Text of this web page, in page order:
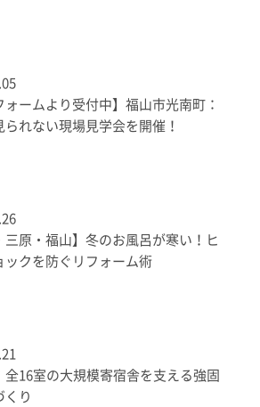
ォームより受付中】福山市光南町：
られない現場見学会を開催！
三原・福山】冬のお風呂が寒い！ヒ
ックを防ぐリフォーム術
全16室の大規模寄宿舎を支える強固
くり